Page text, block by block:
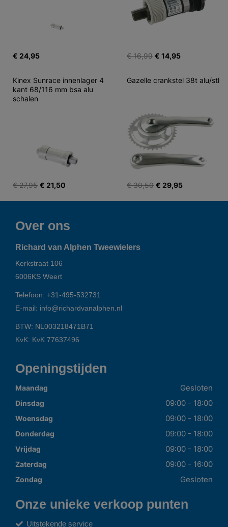
€ 24,95 € 16,99 € 14,95
Kinex Sunrace innenlager 4
kant 68/116 mm bsa alu
schalen
€ 27,95 € 21,50
Gazelle crankstel 38t alu/stl
€ 30,50 € 29,95
Over ons
Richard van Alphen Tweewielers
Kerkstraat 106
6006KS Weert
Telefoon: +31-495-532731
E-mail: info@richardvanalphen.nl
BTW: NL003218471B71
KvK: KvK 77637496
Openingstijden
Maandag Gesloten
Dinsdag 09:00 - 18:00
Woensdag 09:00 - 18:00
Donderdag 09:00 - 18:00
Vrijdag 09:00 - 18:00
Zaterdag 09:00 - 16:00
Zondag Gesloten
Onze unieke verkoop punten
Uitstekende service